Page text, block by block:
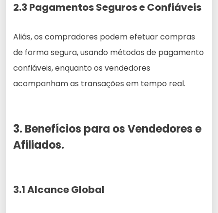
2.3 Pagamentos Seguros e Confiáveis
Aliás, os compradores podem efetuar compras
de forma segura, usando métodos de pagamento
confiáveis, enquanto os vendedores
acompanham as transações em tempo real.
3. Benefícios para os Vendedores e
Afiliados.
3.1 Alcance Global